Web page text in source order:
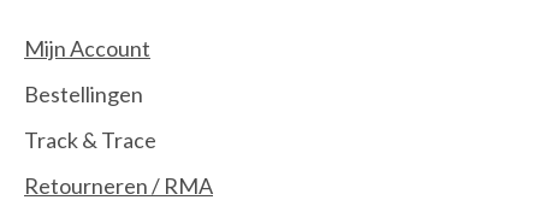
Mijn Account
Bestellingen
Track & Trace
Retourneren / RMA